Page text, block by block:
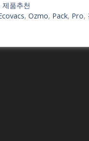
품추천
,Ozmo, Pack, Pro,